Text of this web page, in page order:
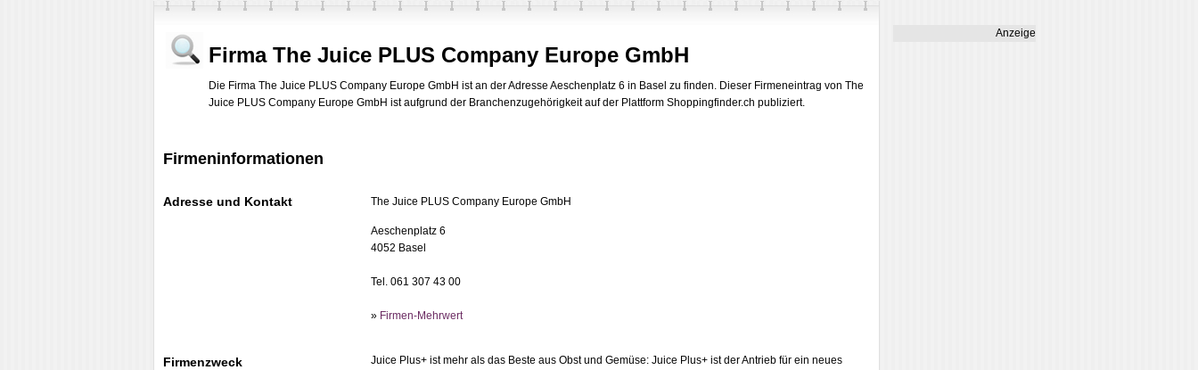
Firma The Juice PLUS Company Europe GmbH
Die Firma The Juice PLUS Company Europe GmbH ist an der Adresse Aeschenplatz 6 in Basel zu finden. Dieser Firmeneintrag von The
Juice PLUS Company Europe GmbH ist aufgrund der Branchenzugehörigkeit auf der Plattform Shoppingfinder.ch publiziert.
Firmeninformationen
Adresse und Kontakt The Juice PLUS Company Europe GmbH
Aeschenplatz 6
4052 Basel
Tel. 061 307 43 00
» Firmen-Mehrwert
Firmenzweck
Juice Plus+ ist mehr als das Beste aus Obst und Gemüse: Juice Plus+ ist der Antrieb für ein neues
Anzeige